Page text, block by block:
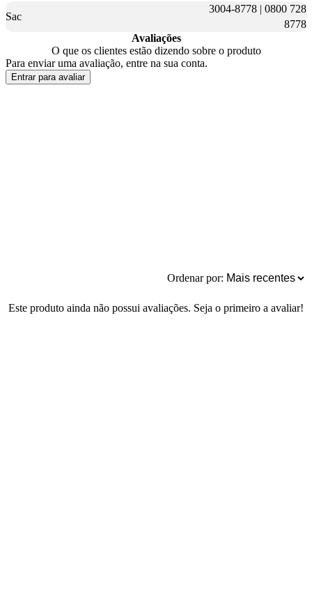
Sac
3004-8778 | 0800 728
8778
Avaliações
O que os clientes estão dizendo sobre o produto
Para enviar uma avaliação, entre na sua conta.
Entrar para avaliar
Ordenar por:
Este produto ainda não possui avaliações. Seja o primeiro a avaliar!